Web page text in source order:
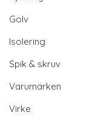
Golv
Isolering
Spik & skruv
Varumärken
Virke